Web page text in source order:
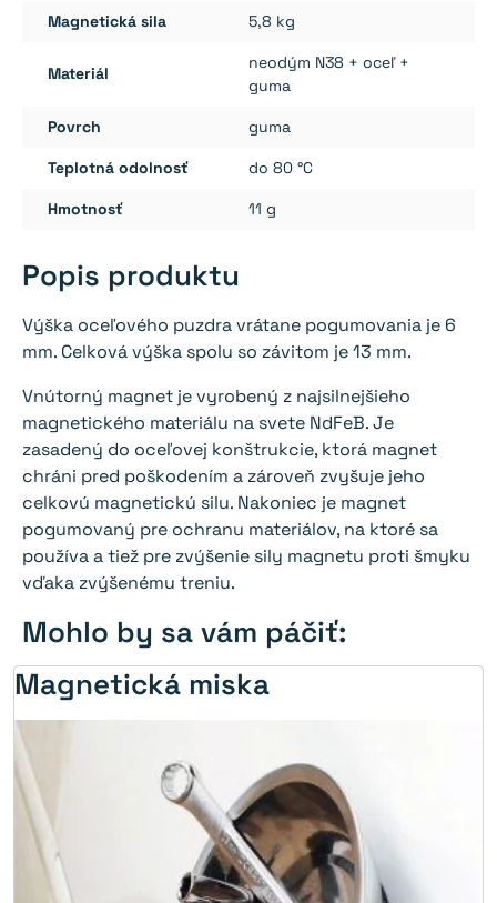
Magnetická sila 5,8 kg
Materiál
neodým N38 + oceľ +
guma
Povrch guma
Teplotná odolnosť do 80 °C
Hmotnosť 11 g
Popis produktu
Výška oceľového puzdra vrátane pogumovania je 6
mm. Celková výška spolu so závitom je 13 mm.
Vnútorný magnet je vyrobený z najsilnejšieho
magnetického materiálu na svete NdFeB. Je
zasadený do oceľovej konštrukcie, ktorá magnet
chráni pred poškodením a zároveň zvyšuje jeho
celkovú magnetickú silu. Nakoniec je magnet
pogumovaný pre ochranu materiálov, na ktoré sa
používa a tiež pre zvýšenie sily magnetu proti šmyku
vďaka zvýšenému treniu.
Mohlo by sa vám páčiť:
Magnetická miska